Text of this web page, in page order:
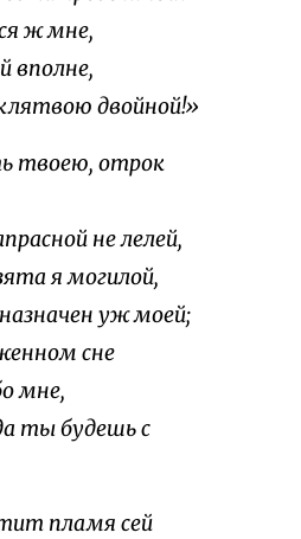
ж мне,
двойной!»
твоею, отрок
не лелей,
я могилой,
уж моей;
сне
мне,
ты будешь с
пламя сей